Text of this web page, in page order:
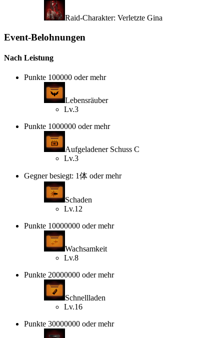
Raid-Charakter: Verletzte Gina
Event-Belohnungen
Nach Leistung
Punkte 100000 oder mehr
Lebensräuber
Lv.3
Punkte 1000000 oder mehr
Aufgeladener Schuss C
Lv.3
Gegner besiegt: 1体 oder mehr
Schaden
Lv.12
Punkte 10000000 oder mehr
Wachsamkeit
Lv.8
Punkte 20000000 oder mehr
Schnellladen
Lv.16
Punkte 30000000 oder mehr